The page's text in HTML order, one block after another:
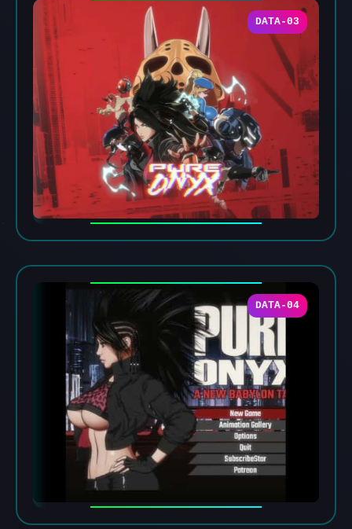
DATA-03
DATA-04